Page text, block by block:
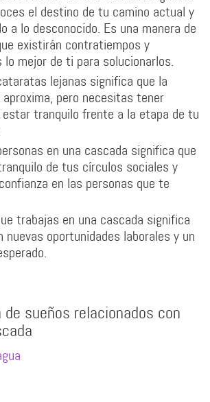
el destino de tu camino actual y
a lo desconocido. Es una manera de
existirán contratiempos y
lo mejor de ti para solucionarlos.
lejanas significa que la
pero necesitas tener
estar tranquilo frente a la etapa de tu
en una cascada significa que
de tus círculos sociales y
en las personas que te
trabajas en una cascada significa
nuevas oportunidades laborales y un
sueños relacionados con